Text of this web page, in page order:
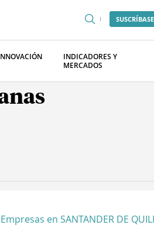
SUSCRÍBASE
INDICADORES Y
MERCADOS
Empresas en SANTANDER DE